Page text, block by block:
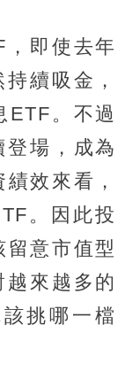
即使去年
續吸金，
ETF。不過
場，成為
效來看，
。因此投
意市值型
來越多的
挑哪一檔